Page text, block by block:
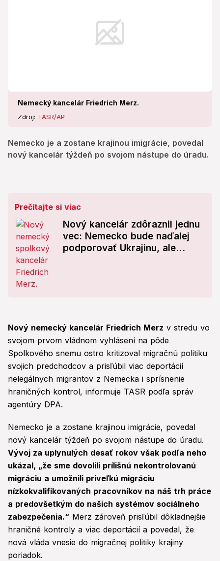
Nemecký kancelár Friedrich Merz.
Zdroj: TASR/AP
Nemecko je a zostane krajinou imigrácie, povedal
nový kancelár týždeň po svojom nástupe do úradu.
Prečítajte si viac
Nový kancelár zdôraznil jednu
vec: Nemecko bude naďalej
podporovať Ukrajinu, ale
Nový nemecký kancelár Friedrich Merz v stredu vo
svojom prvom vládnom vyhlásení na pôde
Spolkového snemu ostro kritizoval migračnú politiku
svojich predchodcov a prisľúbil viac deportácií
nelegálnych migrantov z Nemecka i sprísnenie
hraničných kontrol, informuje TASR podľa správ
agentúry DPA.
Nemecko je a zostane krajinou imigrácie, povedal
nový kancelár týždeň po svojom nástupe do úradu.
Vývoj za uplynulých desať rokov však podľa neho
ukázal, „že sme dovolili prílišnú nekontrolovanú
migráciu a umožnili priveľkú migráciu
nízkokvalifikovaných pracovníkov na náš trh práce
a predovšetkým do našich systémov sociálneho
zabezpečenia.“ Merz zároveň prisľúbil dôkladnejšie
hraničné kontroly a viac deportácií a povedal, že
nová vláda vnesie do migračnej politiky krajiny
poriadok.